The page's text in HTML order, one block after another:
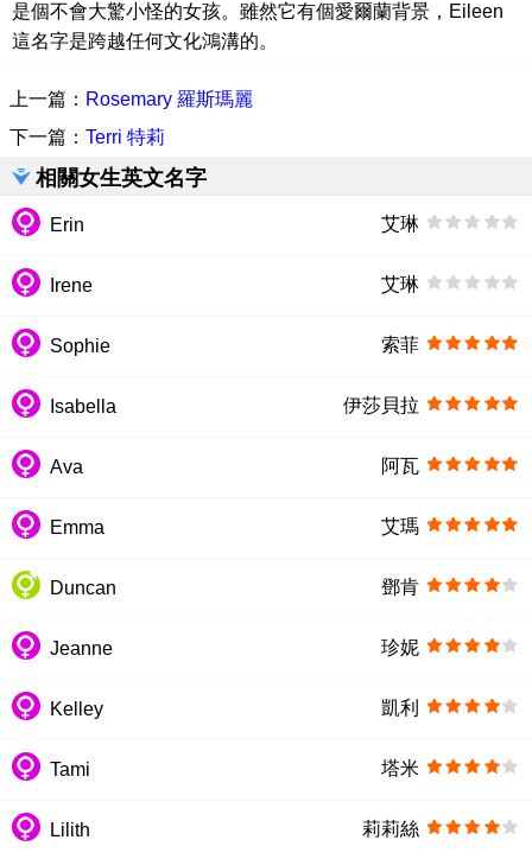
是個不會大驚小怪的女孩。雖然它有個愛爾蘭背景，Eileen
這名字是跨越任何文化鴻溝的。
上一篇： Rosemary 羅斯瑪麗
下一篇： Terri 特莉
相關女生英文名字
Erin 艾琳
Irene 艾琳
Sophie 索菲
Isabella 伊莎貝拉
Ava 阿瓦
Emma 艾瑪
Duncan 鄧肯
Jeanne 珍妮
Kelley 凱利
Tami 塔米
Lilith 莉莉絲